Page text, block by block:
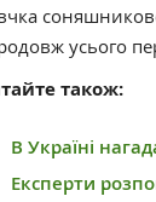
усього
також:
В Україні
Експерти